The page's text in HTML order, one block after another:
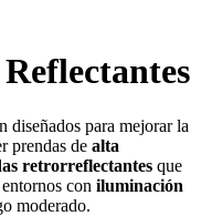
diseñados para mejorar la
prendas de alta
retrorreflectantes que
con iluminación
moderado.